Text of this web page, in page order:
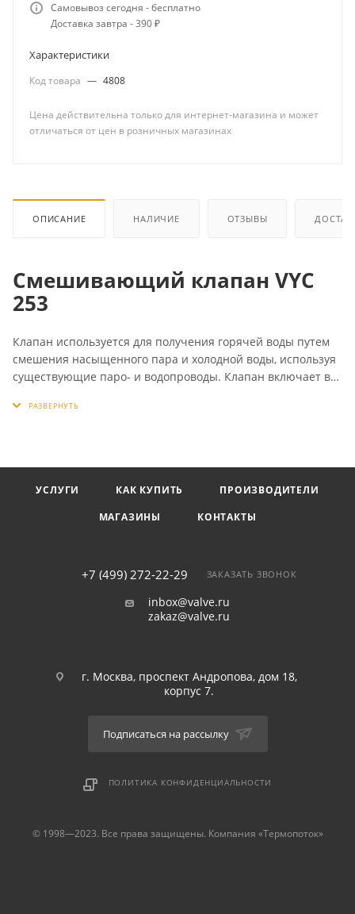
Самовывоз сегодня - бесплатно
Доставка завтра - 390 ₽
Характеристики
Код товара — 4808
Цена действительна только для интернет-магазина и может
отличаться от цен в розничных магазинах
ОПИСАНИЕ НАЛИЧИЕ ОТЗЫВЫ
Смешивающий клапан VYC
253
Клапан используется для получения горячей воды путем
смешения насыщенного пара и холодной воды, используя
существующие паро- и водопроводы. Клапан включает в
предотвращает случайный выброс пара, даже если по
клапана легко регулируется встроенным регулятором
УСЛУГИ КАК КУПИТЬ
ПРОИЗВОДИТЕЛИ
МАГАЗИНЫ
КОНТАКТЫ
+7 (499) 272-22-29 ЗАКАЗАТЬ ЗВОНОК
inbox@valve.ru
zakaz@valve.ru
г. Москва, проспект Андропова, дом 18,
корпус 7.
Подписаться на рассылку
ПОЛИТИКА КОНФИДЕНЦИАЛЬНОСТИ
© 1998—2023. Все права защищены. Компания «Термопоток»